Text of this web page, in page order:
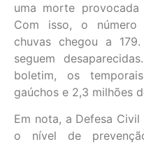
uma morte
Com isso, o número
chuvas chegou a
seguem
boletim, os
gaúchos e 2,3 milhões
Em nota, a Defesa
o nível de